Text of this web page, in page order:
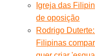
Igreja das
de oposição
Rodrigo
Filipinas